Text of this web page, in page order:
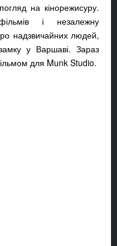
на кінорежисуру.
і незалежну
надзвичайних людей,
у Варшаві. Зараз
для Munk Studio.